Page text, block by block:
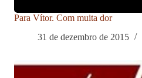
Para Vítor. Com muita dor
31 de dezembro de 2015